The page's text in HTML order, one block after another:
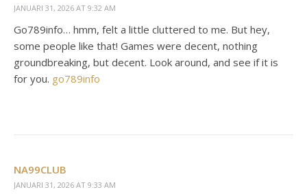
JANUARI 31, 2026 AT 9:32 AM
Go789info… hmm, felt a little cluttered to me. But hey,
some people like that! Games were decent, nothing
groundbreaking, but decent. Look around, and see if it is
for you. go789info
NA99CLUB
JANUARI 31, 2026 AT 9:33 AM